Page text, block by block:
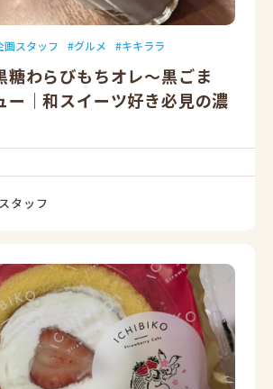
画スタッフ グルメ キキララ
糖わらびもちオレ～黒ごま
ー｜和スイーツ好き必見の濃
タッフ